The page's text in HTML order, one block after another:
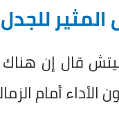
للجدل
قال إن هناك
الأداء أمام